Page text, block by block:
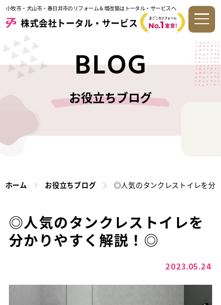
小牧市・犬山市・春日井市のリフォーム＆増改築はトータル・サービスへ
BLOG
お役立ちブログ
ホーム お役立ちブログ ◎人気のタンクレストイレを分
◎人気のタンクレストイレを
分かりやすく解説！◎
2023.05.24